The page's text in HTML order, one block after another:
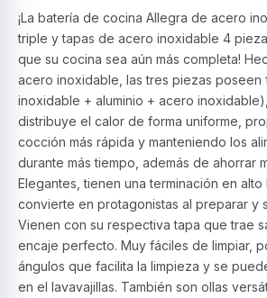
4
piezas
,
Allegra,
tapa
acero
inox.
–
Tramontina.
cantidad
¡La batería de cocina Allegra de acero
triple y tapas de acero inoxidable 4
que su cocina sea aún más completa!
acero inoxidable, las tres piezas
inoxidable + aluminio + acero
distribuye el calor de forma uniforme,
cocción más rápida y manteniendo los
durante más tiempo, además de ahorrar
Elegantes, tienen una terminación en alto
convierte en protagonistas al preparar y
Vienen con su respectiva tapa que trae
encaje perfecto. Muy fáciles de limpiar,
ángulos que facilita la limpieza y se
en el lavavajillas. También son ollas